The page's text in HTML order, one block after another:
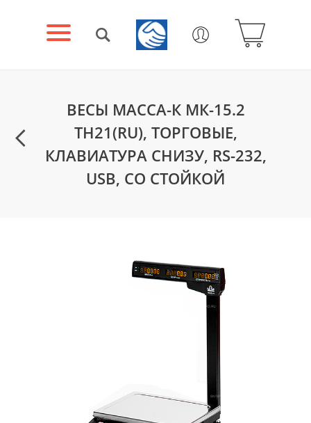
ВЕСЫ МАССА-К МК-15.2
ТН21(RU), ТОРГОВЫЕ,
КЛАВИАТУРА СНИЗУ, RS-232,
USB, СО СТОЙКОЙ